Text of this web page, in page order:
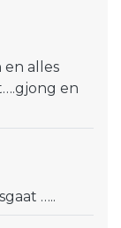
en alles
en
…..